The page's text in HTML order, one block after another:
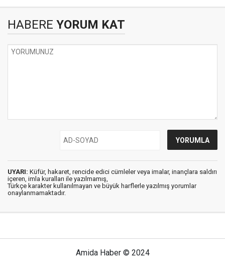
HABERE YORUM KAT
UYARI: Küfür, hakaret, rencide edici cümleler veya imalar, inançlara saldırı
içeren, imla kuralları ile yazılmamış,
Türkçe karakter kullanılmayan ve büyük harflerle yazılmış yorumlar
onaylanmamaktadır.
Amida Haber © 2024